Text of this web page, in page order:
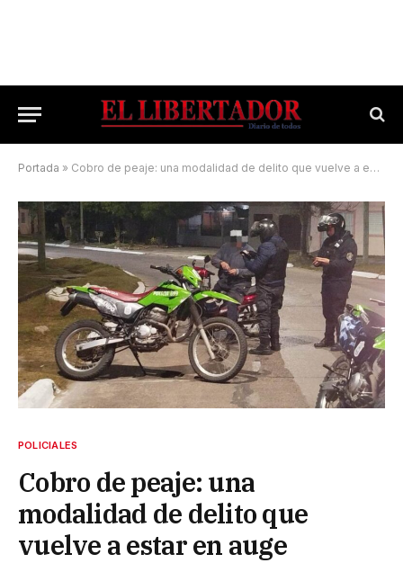
Portada » Cobro de peaje: una modalidad de delito que vuelve a estar en auge
POLICIALES
Cobro de peaje: una
modalidad de delito que
vuelve a estar en auge